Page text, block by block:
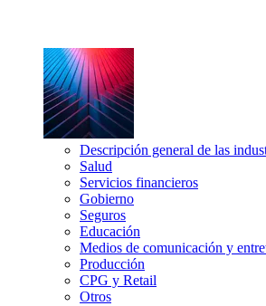
Descripción general de las
Salud
Servicios financieros
Gobierno
Seguros
Educación
Medios de comunicación y
Producción
CPG y Retail
Otros